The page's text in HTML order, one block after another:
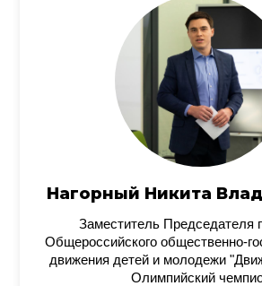
Нагорный Никита
Заместитель Председателя
Общероссийского общественно-
движения детей и молодежи
Олимпийский